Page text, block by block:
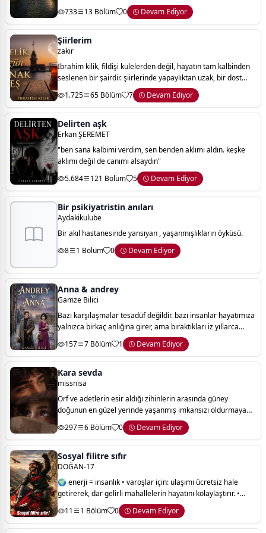
yaşayabileceğime inanıyordum. anılarımı sonsuza dek
saklamak istiyordum. çalkantılı
733 13 Bölüm 0 Devam Ediyor
Şiirlerim
zakir
İbrahim kilik, fildişi kulelerden değil, hayatın tam kalbinden
seslenen bir şairdir. şiirlerinde yapaylıktan uzak, bir dost
sohbetinin sıcaklığı vardır. okuyucu onun bir mısrasına denk
geldiğinde, yab
1.725 65 Bölüm 7 Devam Ediyor
Delirten aşk
Erkan ŞEREMET
"ben sana kalbimi verdim, sen benden aklımı aldın. keşke
aklımı değil de canımı alsaydın"
5.684
121 Bölüm 5 Devam Ediyor
Bir psikiyatristin anıları
Aydakikulube
Bir akıl hastanesinde yansıyan , yaşanmışlıkların öyküsü.
8
1 Bölüm 0 Devam Ediyor
Anna & andrey
Gamze Bilici
Bazı karşılaşmalar tesadüf değildir. bazı insanlar hayatımıza
yalnızca birkaç anlığına girer, ama bıraktıkları iz yıllarca
157 7 Bölüm 1 Devam Ediyor
Kara sevda
missnisa
Örf ve adetlerin esir aldığı zihinlerin arasında güney
doğunun en güzel yerinde yaşanmış imkansızı oldurmaya
çalışan iki gencin kara sevdasından esinlenip yazılmış ve
beğeninize sunulmuş bir hikaye
297 6 Bölüm 0 Devam Ediyor
Sosyal filitre sıfır
DOĞAN-17
🌍 enerji = insanlık • varoşlar için: ulaşımı ücretsiz hale
getirerek, dar gelirli mahallelerin hayatını kolaylaştırır. •
afrika’daki çocuklar için: teknoloji transferiyle açlığa karşı
sürdür
11 1 Bölüm 0 Devam Ediyor